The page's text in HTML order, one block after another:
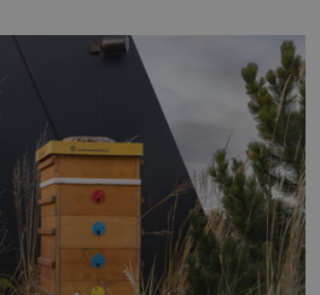
v Pobaltí kontaktoval tamní
této oblasti žádným nováčkem,